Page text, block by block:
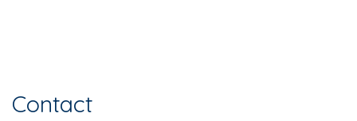
Contact